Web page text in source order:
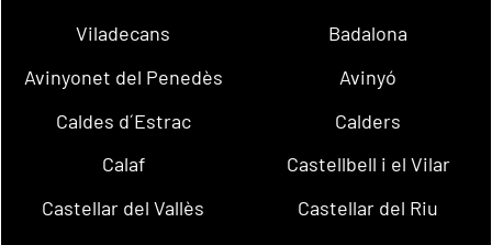
Viladecans
Badalona
Avinyonet del Penedès
Avinyó
Caldes d´Estrac
Calders
Calaf
Castellbell i el Vilar
Castellar del Vallès
Castellar del Riu